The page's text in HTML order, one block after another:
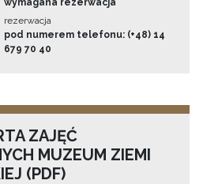
wymagana rezerwacja
rezerwacja
pod numerem telefonu: (+48) 14
679 70 40
ZAJĘĆ
MUZEUM ZIEMI
(PDF)